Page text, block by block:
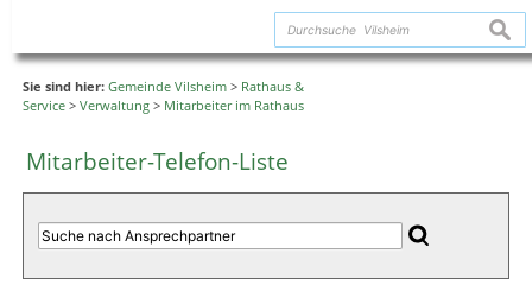
Sie sind hier: Gemeinde Vilsheim > Rathaus &
Service > Verwaltung > Mitarbeiter im Rathaus
Mitarbeiter-Telefon-Liste